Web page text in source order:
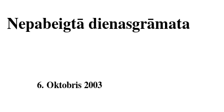
Nepabeigtā dienasgrāmata
6. Oktobris 2003